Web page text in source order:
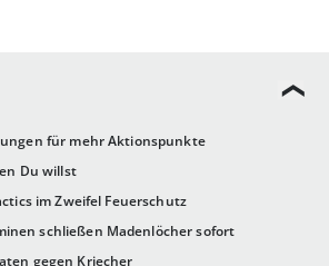
für mehr Aktionspunkte
Du willst
im Zweifel Feuerschutz
schließen Madenlöcher sofort
gegen Kriecher